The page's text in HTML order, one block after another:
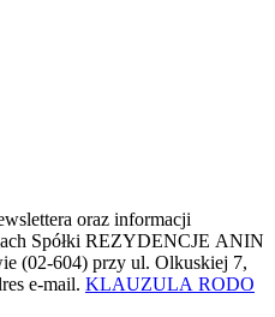
oraz informacji
Spółki REZYDENCJE ANIN
(02-604) przy ul. Olkuskiej 7,
e-mail. KLAUZULA RODO